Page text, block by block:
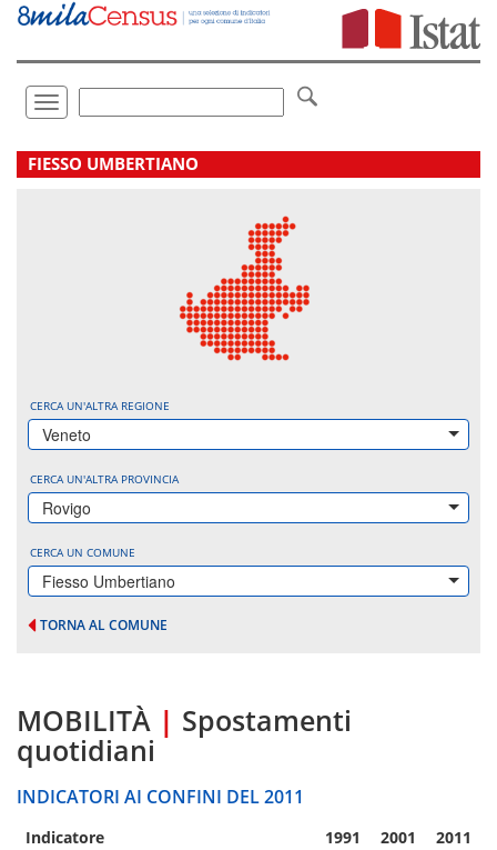
Vai
direttamente
Toggle
navigation
.
FIESSO UMBERTIANO
CERCA UN'ALTRA REGIONE
Veneto
CERCA UN'ALTRA PROVINCIA
Rovigo
CERCA UN COMUNE
Fiesso Umbertiano
TORNA AL COMUNE
MOBILITÀ | Spostamenti
quotidiani
INDICATORI AI CONFINI DEL 2011
Indicatore 1991 2001 2011